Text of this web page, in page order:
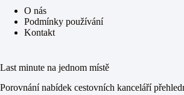
O nás
Podmínky používání
Kontakt
Last minute na jednom místě
Porovnání nabídek cestovních kanceláří